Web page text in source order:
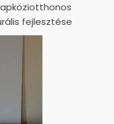
fejlesztése